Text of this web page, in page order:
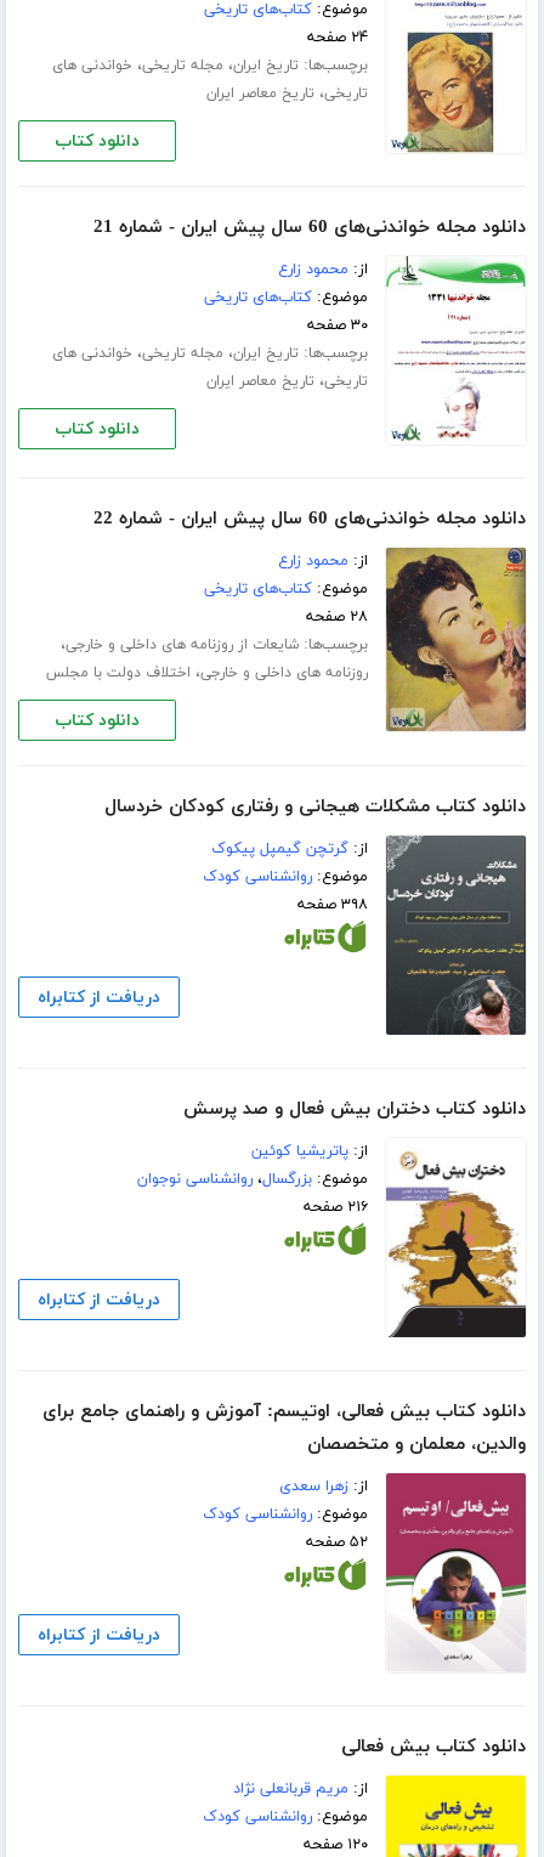
موضوع:کتاب‌های تاریخی
۲۴ صفحه
برچسب‌ها: تاریخ ایران، مجله تاریخی، خواندنی های
تاریخی، تاریخ معاصر ایران
دانلود کتاب
دانلود مجله خواندنی‌های 60 سال پیش ایران - شماره 21
از: محمود زارع
موضوع:کتاب‌های تاریخی
۳۰ صفحه
برچسب‌ها: تاریخ ایران، مجله تاریخی، خواندنی های
تاریخی، تاریخ معاصر ایران
دانلود کتاب
دانلود مجله خواندنی‌های 60 سال پیش ایران - شماره 22
از: محمود زارع
موضوع:کتاب‌های تاریخی
۲۸ صفحه
برچسب‌ها:شایعات از روزنامه های داخلی و خارجی،
روزنامه های داخلی و خارجی، اختلاف دولت با مجلس
دانلود کتاب
دانلود کتاب مشکلات هیجانی و رفتاری کودکان خردسال
از:گرتچن گیمپل پیکوک
موضوع:روانشناسی کودک
۳۹۸ صفحه
دریافت از کتابراه
دانلود کتاب دختران بیش فعال و صد پرسش
از:پاتریشیا کوئین
موضوع:بزرگسال،روانشناسی نوجوان
۲۱۶ صفحه
دریافت از کتابراه
دانلود کتاب بیش فعالی، اوتیسم: آموزش و راهنمای جامع برای
والدین، معلمان و متخصصان
از:زهرا سعدی
موضوع:روانشناسی کودک
۵۲ صفحه
دریافت از کتابراه
دانلود کتاب بیش فعالی
از: مریم قربانعلی نژاد
موضوع:روانشناسی کودک
۱۲۰ صفحه